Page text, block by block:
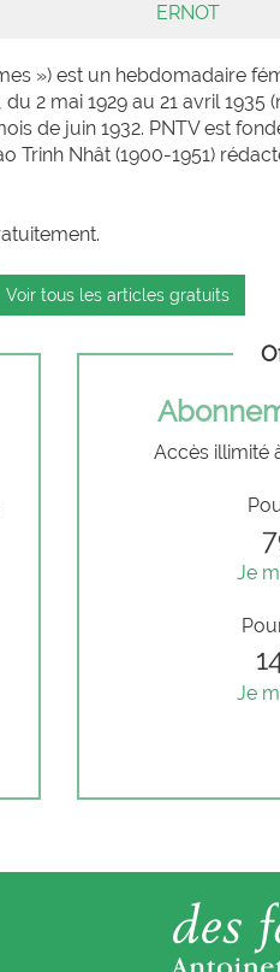
ERNOT
») est un hebdomadaire
2 mai 1929 au 21 avril 1935
de juin 1932. PNTV est
Trinh Nhât (1900-1951)
Voir tous les articles gratuits
Accès illimité
Je
Je